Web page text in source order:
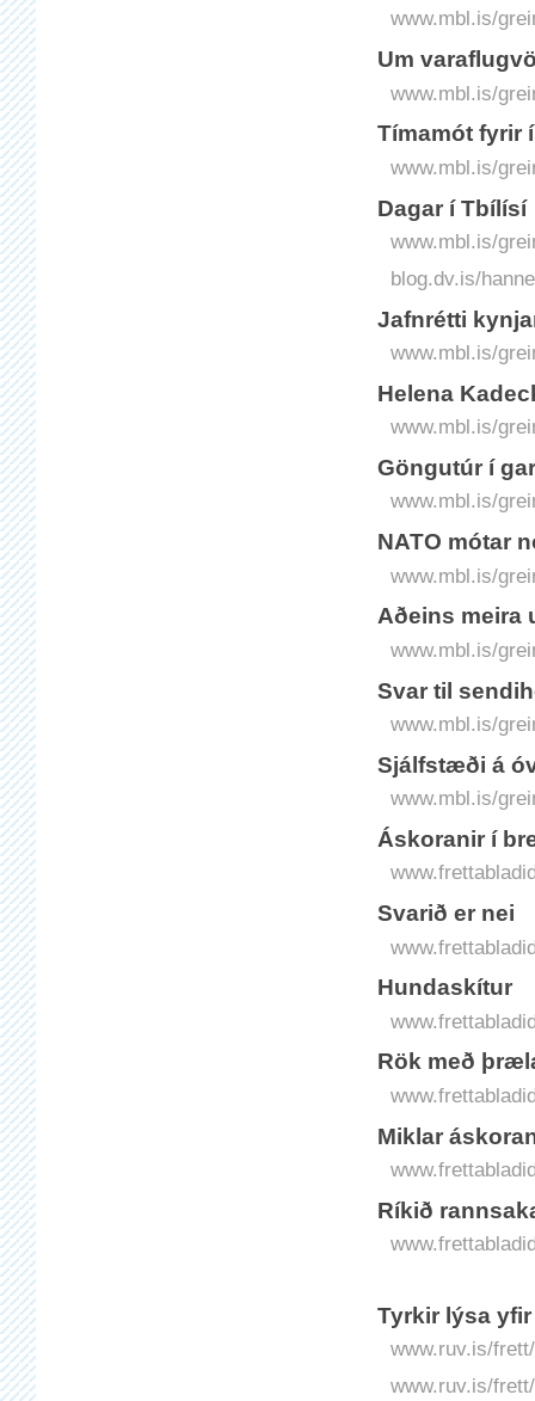
www.mbl.is/
Um
www.mbl.is/
Tímamót fyrir
www.mbl.is/
Dagar í Tbílísí
www.mbl.is/
blog.dv.is/
Jafnrétti
www.mbl.is/
Helena
www.mbl.is/
Göngutúr í
www.mbl.is/
NATO mótar
www.mbl.is/
Aðeins meira
www.mbl.is/
Svar til
www.mbl.is/
Sjálfstæði á
www.mbl.is/
Á­skoranir í
Svarið er nei
Hundaskítur
Rök með
Miklar
Ríkið
Tyrkir lýsa
www.ruv.is/
www.ruv.is/